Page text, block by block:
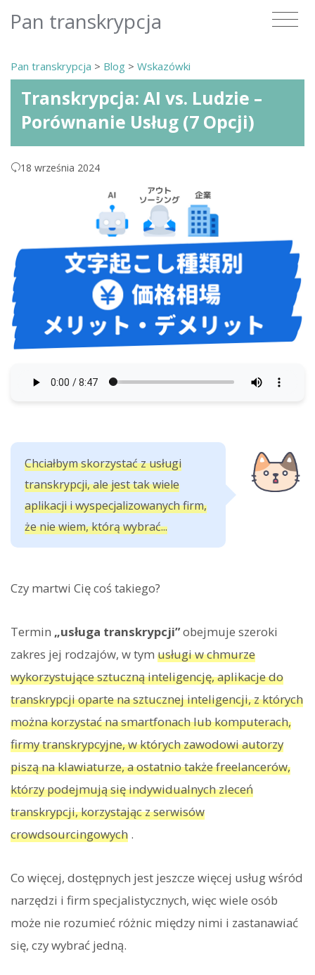
Pan transkrypcja
Pan transkrypcja > Blog > Wskazówki
Transkrypcja: AI vs. Ludzie –
Porównanie Usług (7 Opcji)
18 września 2024
Chciałbym skorzystać z usługi
transkrypcji, ale jest tak wiele
aplikacji i wyspecjalizowanych firm,
że nie wiem, którą wybrać...
Czy martwi Cię coś takiego?
Termin „usługa transkrypcji”obejmuje szeroki
zakres jej rodzajów, w tym usługi w chmurze
wykorzystujące sztuczną inteligencję, aplikacje do
transkrypcji oparte na sztucznej inteligencji, z których
można korzystać na smartfonach lub komputerach,
firmy transkrypcyjne, w których zawodowi autorzy
piszą na klawiaturze, a ostatnio także freelancerów,
którzy podejmują się indywidualnych zleceń
transkrypcji, korzystając z serwisów
crowdsourcingowych .
Co więcej, dostępnych jest jeszcze więcej usług wśród
narzędzi i firm specjalistycznych, więc wiele osób
może nie rozumieć różnic między nimi i zastanawiać
się, czy wybrać jedną.